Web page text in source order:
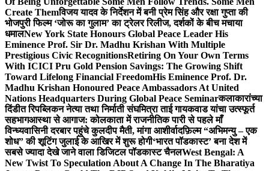
Create Themविजय यादव के निर्देशन में बनी प्रेम सिंह और रक्षा गुप्ता की
भोजपुरी फिल्म ‘जोरू का गुलाम’ का ट्रेलर रिलीज, दर्शकों के बीच मचाया
धमालNew York State Honours Global Peace Leader His
Eminence Prof. Sir Dr. Madhu Krishan With Multiple
Prestigious Civic RecognitionsRetiring On Your Own Terms
With ICICI Pru Gold Pension Savings: The Growing Shift
Toward Lifelong Financial FreedomHis Eminence Prof. Dr.
Madhu Krishan Honoured Peace Ambassadors At United
Nations Headquarters During Global Peace Seminarकलाकारांच्या
दिंडीत रिपब्लिकन नेत्या तथा निर्माती संघमित्रा ताई गायकवाड यांचा उत्स्फूर्त
सहभागआस्था से आगाज: कोलकाता में राजनीतिक पारी से पहले माँ
विन्ध्यवासिनी दरबार पहुंचे कुलदीप मैती, मांगा आशीर्वादफ़िल्म “अभिमन्यु – एक
शोध” की शूटिंग जुलाई के आखिर में शुरू होगी‘भारत पॉडकास्ट’ बना देश में
सबसे ज्यादा देखे जाने वाला डिजिटल पॉडकास्ट चैनलWest Bengal: A
New Twist To Speculation About A Change In The Bharatiya